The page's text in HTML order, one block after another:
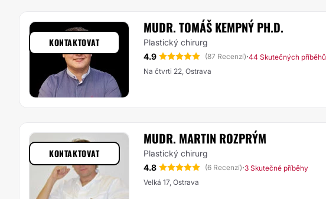
MUDR. TOMÁŠ KEMPNÝ PH.D.
Plastický chirurg
4.9
(87 Recenzí)·44 Skutečných příběhů
Na čtvrti 22, Ostrava
KONTAKTOVAT
MUDR. MARTIN ROZPRÝM
Plastický chirurg
4.8
(6 Recenzí)·3 Skutečné příběhy
Velká 17, Ostrava
KONTAKTOVAT